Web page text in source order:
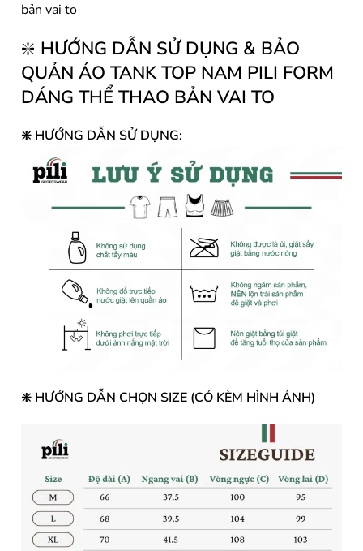
bản vai to
❇️ HƯỚNG DẪN SỬ DỤNG & BẢO
QUẢN ÁO TANK TOP NAM PILI FORM
DÁNG THỂ THAO BẢN VAI TO
❇️ HƯỚNG DẪN SỬ DỤNG:
❇️ HƯỚNG DẪN CHỌN SIZE (CÓ KÈM HÌNH ẢNH)